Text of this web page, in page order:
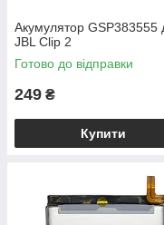
Акумулятор GSP383555
JBL Clip 2
Готово до відправки
249 ₴
Купити